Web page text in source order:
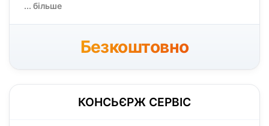
незабутні враження від українських міст та сіл.
гарантувати, що кожен мандрівник може знайти
... більше
Безкоштовно
КОНСЬЄРЖ СЕРВІС